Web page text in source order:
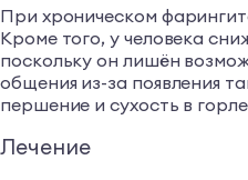
При хроническом
Кроме того, у человека
поскольку он лишён
общения из-за появления
першение и сухость в
Лечение